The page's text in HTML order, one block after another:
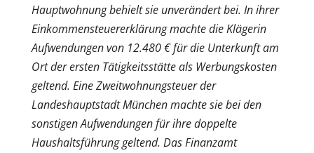
Hauptwohnung behielt sie unverändert bei. In ihrer
Einkommensteuererklärung machte die Klägerin
Aufwendungen von 12.480 € für die Unterkunft am
Ort der ersten Tätigkeitsstätte als Werbungskosten
geltend. Eine Zweitwohnungsteuer der
Landeshauptstadt München machte sie bei den
sonstigen Aufwendungen für ihre doppelte
Haushaltsführung geltend. Das Finanzamt